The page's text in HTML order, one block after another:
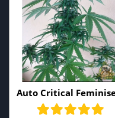
Auto Critical